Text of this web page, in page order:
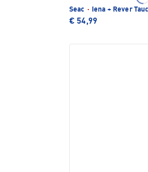
Seac · Iena + Rever
€ 54,99